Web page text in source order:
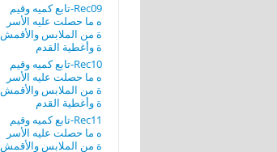
Rec09-تابع كميه وقيم
ه ما حصلت عليه الأسر
ة من الملابس والأقمش
ة وأغطية القدم
Rec10-تابع كميه وقيم
ه ما حصلت عليه الأسر
ة من الملابس والأقمش
ة وأغطية القدم
Rec11-تابع كميه وقيم
ه ما حصلت عليه الأسر
ة من الملابس والأقمش